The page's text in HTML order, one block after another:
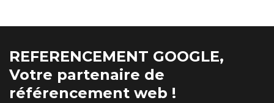
REFERENCEMENT GOOGLE,
Votre partenaire de
référencement web !